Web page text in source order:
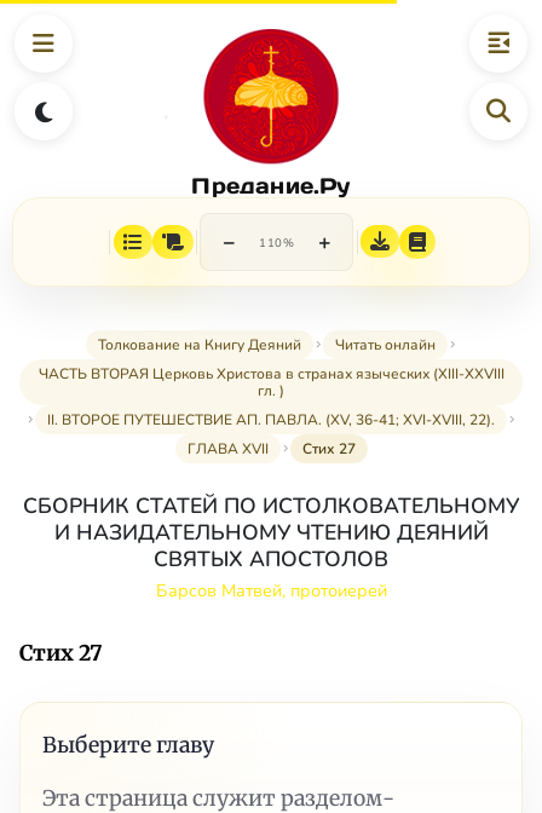
Предание.Ру
− 110% +
Толкование на Книгу Деяний
Читать онлайн
ЧАСТЬ ВТОРАЯ Церковь Христова в странах языческих (XIII-XXVIII
гл. )
II. ВТОРОЕ ПУТЕШЕСТВИЕ АП. ПАВЛА. (XV, 36-41; XVI-XVIII, 22).
ГЛАВА XVII
Стих 27
СБОРНИК СТАТЕЙ ПО ИСТОЛКОВАТЕЛЬНОМУ
И НАЗИДАТЕЛЬНОМУ ЧТЕНИЮ ДЕЯНИЙ
СВЯТЫХ АПОСТОЛОВ
Барсов Матвей, протоиерей
Стих 27
Выберите главу
Эта страница служит разделом-